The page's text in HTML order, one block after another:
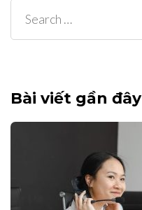
Search
for:
Bài viết gần đây